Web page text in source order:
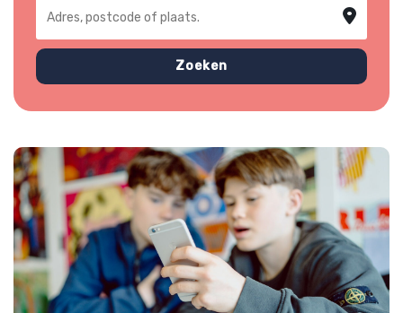
Zoeken